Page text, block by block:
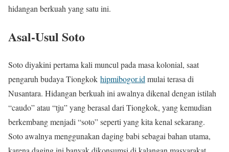
hidangan berkuah yang satu ini.
Asal-Usul Soto
Soto diyakini pertama kali muncul pada masa kolonial, saat
pengaruh budaya Tiongkok hipmibogor.id mulai terasa di
Nusantara. Hidangan berkuah ini awalnya dikenal dengan istilah
“caudo” atau “tju” yang berasal dari Tiongkok, yang kemudian
berkembang menjadi “soto” seperti yang kita kenal sekarang.
Soto awalnya menggunakan daging babi sebagai bahan utama,